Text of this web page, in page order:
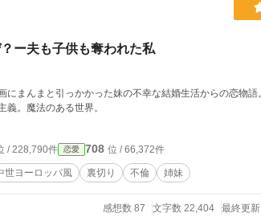
ー夫も子供も奪われた私
にまんまと引っかかった妹の不幸な結婚生活からの恋物
義。魔法のある世界。
/ 228,790件 恋愛 708 位 / 66,372件
世ヨーロッパ風 裏切り 不倫 姉妹
感想数 87 文字数 22,404 最終更